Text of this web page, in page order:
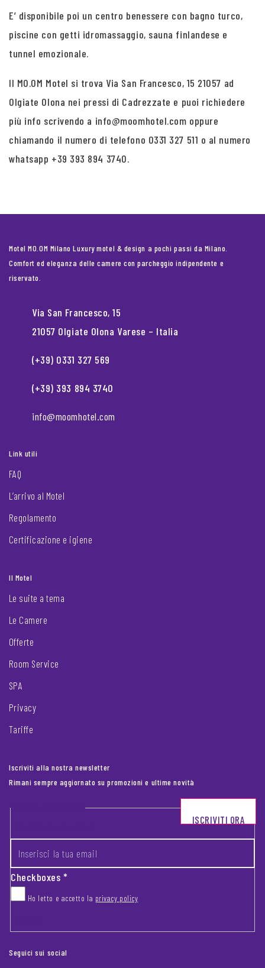
E’ disponibile poi un centro benessere con bagno turco,
piscine con getti idromassaggio, sauna finlandese e
tunnel emozionale.
Il MO.OM Motel si trova Via San Francesco, 15 21057 ad
Olgiate Olona nei pressi di Cadrezzate e puoi richiedere
più info scrivendo a info@moomhotel.com oppure
chiamando il numero di telefono 0331 327 511 o al numero
whatsapp +39 393 894 3740.
Motel MO.OM Milano Luxury motel & design a pochi passi da Milano.
Comfort ed eleganza delle camere con parcheggio indipendente e
riservato.
Via San Francesco, 15
21057 Olgiate Olona Varese – Italia
(+39) 0331 327 569
(+39) 393 894 3740
info@moomhotel.com
Link utili
FAQ
L’arrivo al Motel
Regolamento
Certificazione e igiene
Il Motel
Le suite a tema
Le Camere
Offerte
Room Service
SPA
Privacy
Tariffe
Iscriviti alla nostra newsletter
Rimani sempre aggiornato su promozioni e ultime novità
Footer newsletter
Checkboxes*
Ho letto e accetto la privacy policy
ISCRIVITI ORA
Seguici sui social